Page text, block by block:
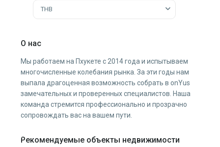
THB
О нас
Мы работаем на Пхукете с 2014 года и испытываем
многочисленные колебания рынка. За эти годы нам
выпала драгоценная возможность собрать в onYus
замечательных и проверенных специалистов. Наша
команда стремится профессионально и прозрачно
сопровождать вас на вашем пути.
Рекомендуемые объекты недвижимости